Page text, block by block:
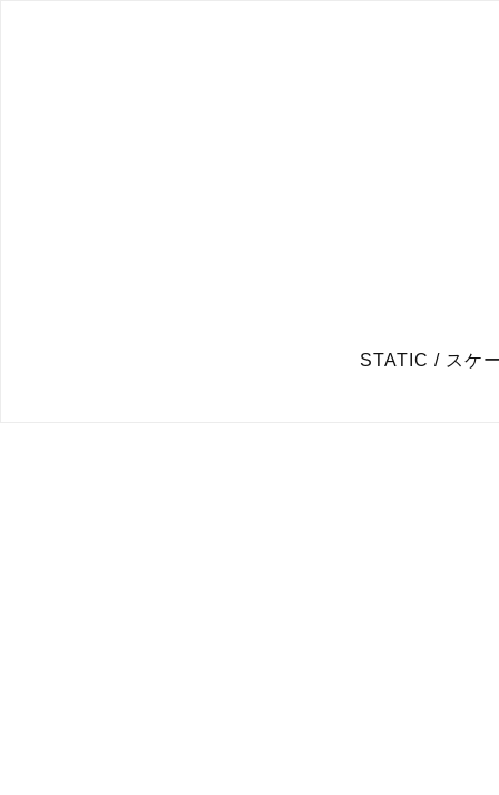
STATIC / スケ